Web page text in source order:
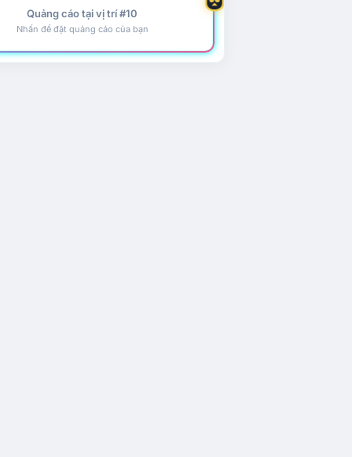
Quảng cáo tại vị trí #10
Nhấn để đặt quảng cáo của bạn